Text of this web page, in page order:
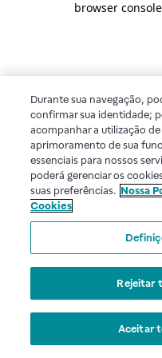
browser
Durante sua navegação,
confirmar sua identidade;
acompanhar a utilização
aprimoramento de sua
essenciais para nossos
poderá gerenciar os
suas preferências. Nossa
Cookies
Rejeitar
Aceitar